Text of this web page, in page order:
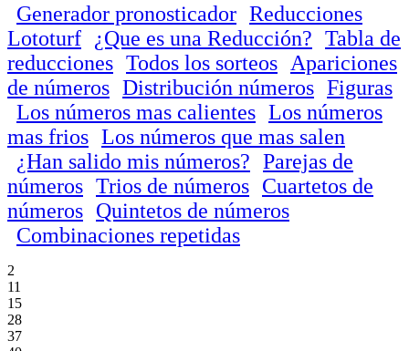
Generador pronosticador Reducciones
Lototurf
¿Que es una Reducción? Tabla de
reducciones Todos los sorteos
Apariciones
de números Distribución números Figuras
Los números mas calientes Los números
mas frios Los números que mas salen
¿Han salido mis números? Parejas de
números Trios de números Cuartetos de
números Quintetos de números
Combinaciones repetidas
2
11
15
28
37